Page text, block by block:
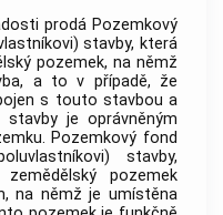
prodá Pozemkový
stavby, která
pozemek, na němž
a to v případě, že
s touto stavbou a
stavby je oprávněným
Pozemkový fond
stavby,
zemědělský pozemek
na němž je umístěna